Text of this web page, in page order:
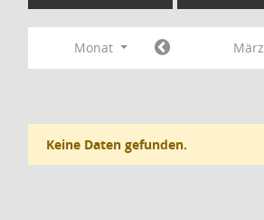
Monat März
Keine Daten gefunden.